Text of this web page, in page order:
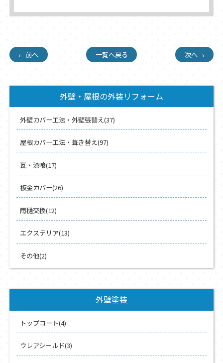
前へ 一覧へ戻る 次へ
外壁・屋根の外装リフォーム
外壁カバー工法・外壁張替え(37)
屋根カバー工法・葺き替え(97)
瓦・漆喰(17)
板金カバー(26)
雨樋交換(12)
エクステリア(13)
その他(2)
外壁塗装
トップコート(4)
ウレアシールド(3)